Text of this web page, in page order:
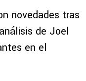
novedades tras
de Joel
en el